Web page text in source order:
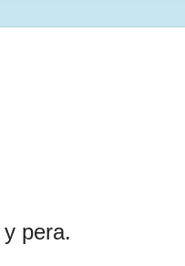
pera.